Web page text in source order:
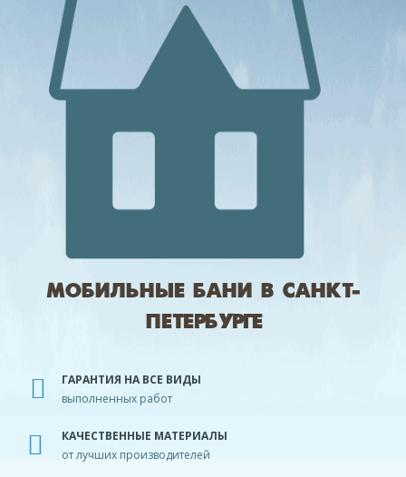
МОБИЛЬНЫЕ БАНИ В САНКТ-
ПЕТЕРБУРГЕ
ГАРАНТИЯ НА ВСЕ ВИДЫ
выполненных работ
КАЧЕСТВЕННЫЕ МАТЕРИАЛЫ
от лучших производителей